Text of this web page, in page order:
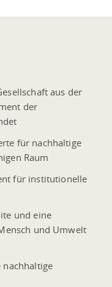
aus der
der
für nachhaltige
Raum
für institutionelle
und eine
und Umwelt
nachhaltige